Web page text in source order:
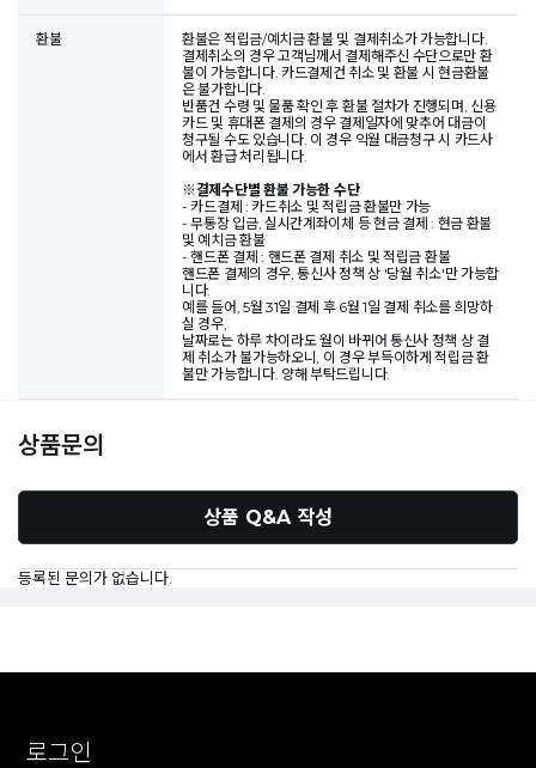
환불
환불은 적립금/예치금 환불 및 결제취소가 가능합니다.
결제취소의 경우 고객님께서 결제해주신 수단으로만 환
불이 가능합니다. 카드결제건 취소 및 환불 시 현금환불
은 불가합니다.
반품건 수령 및 물품 확인 후 환불 절차가 진행되며, 신용
카드 및 휴대폰 결제의 경우 결제일자에 맞추어 대금이
청구될 수도 있습니다. 이 경우 익월 대금청구 시 카드사
에서 환급 처리됩니다.
※결제수단별 환불 가능한 수단
- 카드결제 : 카드취소 및 적립금 환불만 가능
- 무통장 입금, 실시간계좌이체 등 현금 결제 : 현금 환불
및 예치금 환불
- 핸드폰 결제 : 핸드폰 결제 취소 및 적립금 환불
핸드폰 결제의 경우, 통신사 정책 상 '당월 취소'만 가능합
니다.
예를 들어, 5월 31일 결제 후 6월 1일 결제 취소를 희망하
실 경우,
날짜로는 하루 차이라도 월이 바뀌어 통신사 정책 상 결
제 취소가 불가능하오니, 이 경우 부득이하게 적립금 환
불만 가능합니다. 양해 부탁드립니다.
상품문의
상품 Q&A 작성
등록된 문의가 없습니다.
로그인